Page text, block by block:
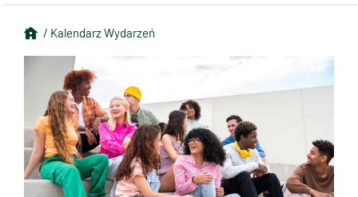
/ Kalendarz Wydarzeń